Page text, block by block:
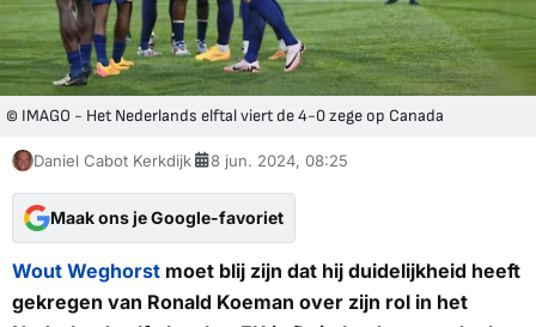
© IMAGO - Het Nederlands elftal viert de 4-0 zege op Canada
Daniel Cabot Kerkdijk 8 jun. 2024, 08:25
Maak ons je Google-favoriet
Wout Weghorst moet blij zijn dat hij duidelijkheid heeft
gekregen van Ronald Koeman over zijn rol in het